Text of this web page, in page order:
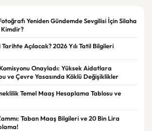
Yeniden Gündemde Sevgilisi İçin Silaha
Kimdir?
Açılacak? 2026 Yılı Tatil Bilgileri
Onayladı: Yüksek Aidatlara
ve Çevre Yasasında Köklü Değişiklikler
Temel Maaş Hesaplama Tablosu ve
Taban Maaş Bilgileri ve 20 Bin Lira